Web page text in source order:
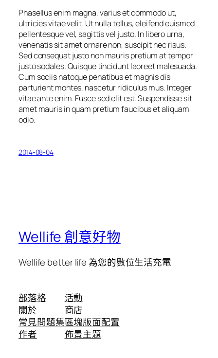
Phasellus enim magna, varius et commodo ut,
ultricies vitae velit. Ut nulla tellus, eleifend euismod
pellentesque vel, sagittis vel justo. In libero urna,
venenatis sit amet ornare non, suscipit nec risus.
Sed consequat justo non mauris pretium at tempor
justo sodales. Quisque tincidunt laoreet malesuada.
Cum sociis natoque penatibus et magnis dis
parturient montes, nascetur ridiculus mus. Integer
vitae ante enim. Fusce sed elit est. Suspendisse sit
amet mauris in quam pretium faucibus et aliquam
odio.
2014-08-04
Wellife 創意好物
Wellife better life 為您的數位生活充電
部落格
關於
常見問題集
作者
活動
商店
區塊版面配置
佈景主題